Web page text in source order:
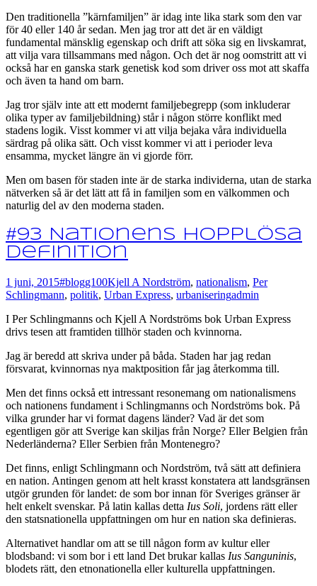
Den traditionella ”kärnfamiljen” är idag inte lika stark som den var
för 40 eller 140 år sedan. Men jag tror att det är en väldigt
fundamental mänsklig egenskap och drift att söka sig en livskamrat,
att vilja vara tillsammans med någon. Och det är nog oomstritt att vi
också har en ganska stark genetisk kod som driver oss mot att skaffa
och även ta hand om barn.
Jag tror själv inte att ett modernt familjebegrepp (som inkluderar
olika typer av familjebildning) står i någon större konflikt med
stadens logik. Visst kommer vi att vilja bejaka våra individuella
särdrag på olika sätt. Och visst kommer vi att i perioder leva
ensamma, mycket längre än vi gjorde förr.
Men om basen för staden inte är de starka individerna, utan de starka
nätverken så är det lätt att få in familjen som en välkommen och
naturlig del av den moderna staden.
#93 Nationens hopplösa
definition
1 juni, 2015#blogg100Kjell A Nordström, nationalism, Per
Schlingmann, politik, Urban Express, urbaniseringadmin
I Per Schlingmanns och Kjell A Nordströms bok Urban Express
drivs tesen att framtiden tillhör staden och kvinnorna.
Jag är beredd att skriva under på båda. Staden har jag redan
försvarat, kvinnornas nya maktposition får jag återkomma till.
Men det finns också ett intressant resonemang om nationalismens
och nationens fundament i Schlingmanns och Nordströms bok. På
vilka grunder har vi format dagens länder? Vad är det som
egentligen gör att Sverige kan skiljas från Norge? Eller Belgien från
Nederländerna? Eller Serbien från Montenegro?
Det finns, enligt Schlingmann och Nordström, två sätt att definiera
en nation. Antingen genom att helt krasst konstatera att landsgränsen
utgör grunden för landet: de som bor innan för Sveriges gränser är
helt enkelt svenskar. På latin kallas detta Ius Soli, jordens rätt eller
den statsnationella uppfattningen om hur en nation ska definieras.
Alternativet handlar om att se till någon form av kultur eller
blodsband: vi som bor i ett land Det brukar kallas Ius Sanguninis,
blodets rätt, den etnonationella eller kulturella uppfattningen.